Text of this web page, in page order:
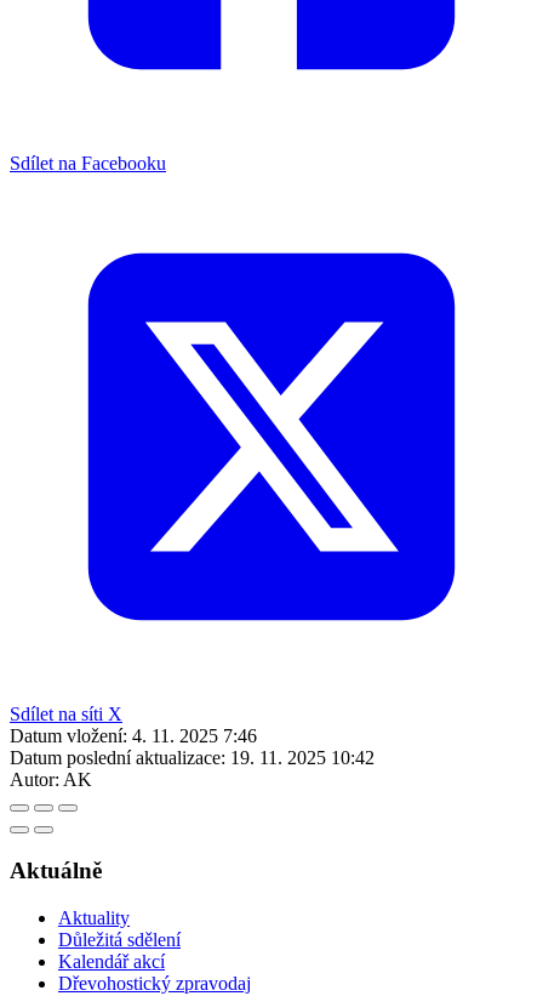
Sdílet na Facebooku
Sdílet na síti X
Datum vložení: 4. 11. 2025 7:46
Datum poslední aktualizace: 19. 11. 2025 10:42
Autor: AK
Aktuálně
Aktuality
Důležitá sdělení
Kalendář akcí
Dřevohostický zpravodaj